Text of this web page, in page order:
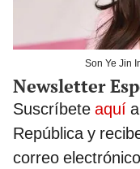
Son Ye Jin
Newsletter
Suscríbete aquí
República y
correo